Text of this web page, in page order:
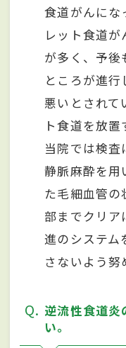
食道がんにな
レット食道
が多く、予後
ところが進
悪いとされて
ト食道を放置
当院では検査
静脈麻酔を用
た毛細血管の
部までクリア
進のシステム
さないよう努
Q
逆流性食道炎
い。